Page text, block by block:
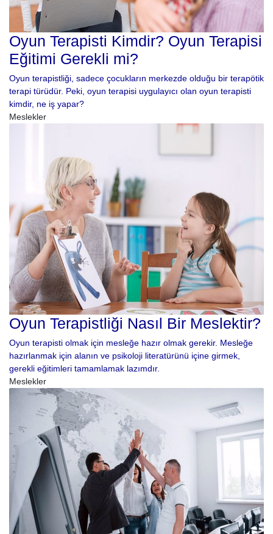
Oyun Terapisti Kimdir? Oyun Terapisi
Eğitimi Gerekli mi?
Oyun terapistliği, sadece çocukların merkezde olduğu bir terapötik
terapi türüdür. Peki, oyun terapisi uygulayıcı olan oyun terapisti
kimdir, ne iş yapar?
Meslekler
Oyun Terapistliği Nasıl Bir Meslektir?
Oyun terapisti olmak için mesleğe hazır olmak gerekir. Mesleğe
hazırlanmak için alanın ve psikoloji literatürünü içine girmek,
gerekli eğitimleri tamamlamak lazımdır.
Meslekler